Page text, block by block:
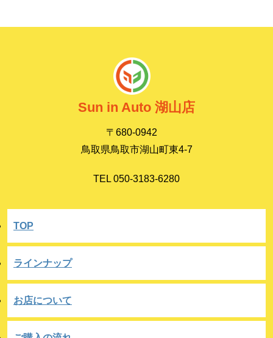
Sun in Auto 湖山店
〒680-0942
鳥取県鳥取市湖山町東4-7
TEL 050-3183-6280
TOP
ラインナップ
お店について